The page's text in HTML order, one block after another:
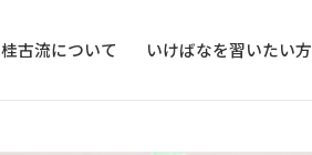
桂古流について いけばなを習いたい